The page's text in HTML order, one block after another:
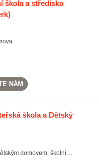
škola a středisko
NÁM
škola a Dětský
domovem, školní ...